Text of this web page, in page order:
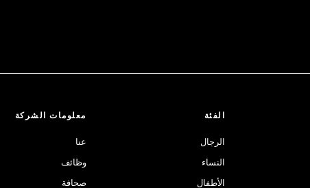
الفئة
الرجال
النساء
الأطفال
معلومات الشركة
عنا
وظائف
صحافة